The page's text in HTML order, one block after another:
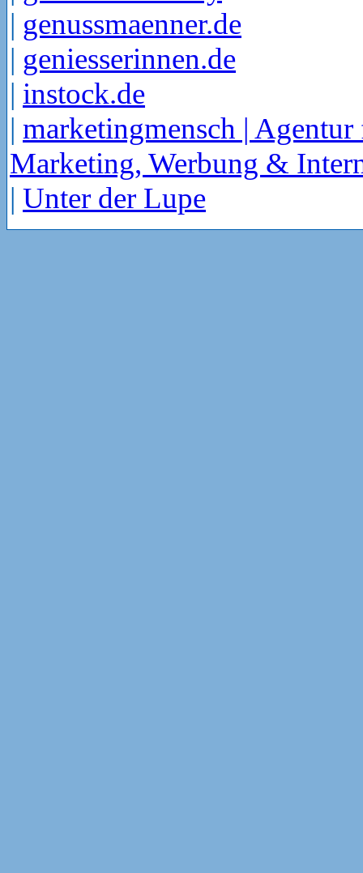
| genussmaenner.de
| geniesserinnen.de
| instock.de
| marketingmensch | Agentur
Marketing, Werbung &
| Unter der Lupe